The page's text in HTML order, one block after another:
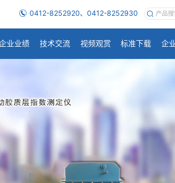
0412-8252920、0412-8252930
业业绩 技术交流 视频观赏 标准下载 企